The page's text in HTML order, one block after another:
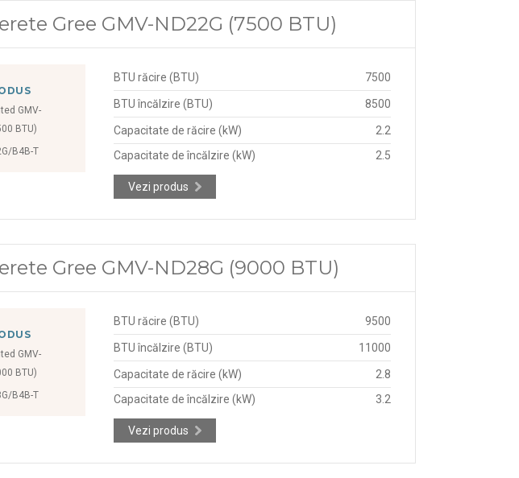
Gree GMV-ND22G (7500 BTU)
GMV-
BTU)
B4B-T
BTU răcire (BTU) 7500
BTU încălzire (BTU) 8500
Capacitate de răcire (kW)
2.2
Capacitate de încălzire (kW)
2.5
Vezi produs
Gree GMV-ND28G (9000 BTU)
GMV-
BTU)
B4B-T
BTU răcire (BTU) 9500
BTU încălzire (BTU) 11000
Capacitate de răcire (kW)
2.8
Capacitate de încălzire (kW)
3.2
Vezi produs